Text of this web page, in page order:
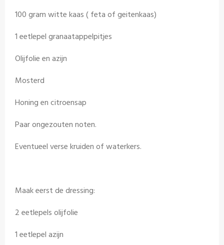
100 gram witte kaas ( feta of geitenkaas)
1 eetlepel granaatappelpitjes
Olijfolie en azijn
Mosterd
Honing en citroensap
Paar ongezouten noten.
Eventueel verse kruiden of waterkers.
Maak eerst de dressing:
2 eetlepels olijfolie
1 eetlepel azijn